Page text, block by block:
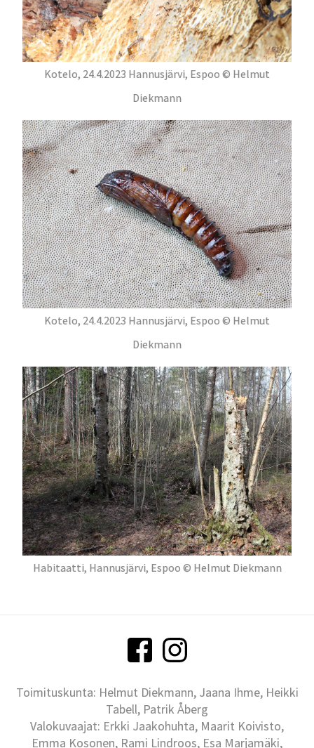
Kotelo, 24.4.2023 Hannusjärvi, Espoo © Helmut
Diekmann
Kotelo, 24.4.2023 Hannusjärvi, Espoo © Helmut
Diekmann
Habitaatti, Hannusjärvi, Espoo © Helmut Diekmann
Toimituskunta: Helmut Diekmann, Jaana Ihme, Heikki
Tabell, Patrik Åberg
Valokuvaajat: Erkki Jaakohuhta, Maarit Koivisto,
Emma Kosonen, Rami Lindroos, Esa Marjamäki,